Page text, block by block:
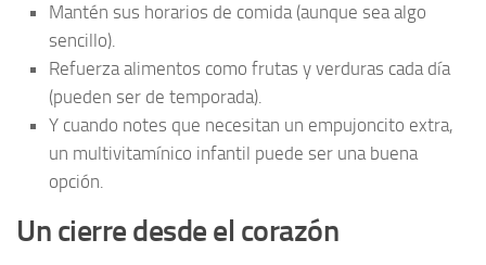
Mantén sus horarios de comida (aunque sea algo
sencillo).
Refuerza alimentos como frutas y verduras cada día
(pueden ser de temporada).
Y cuando notes que necesitan un empujoncito extra,
un multivitamínico infantil puede ser una buena
opción.
Un cierre desde el corazón